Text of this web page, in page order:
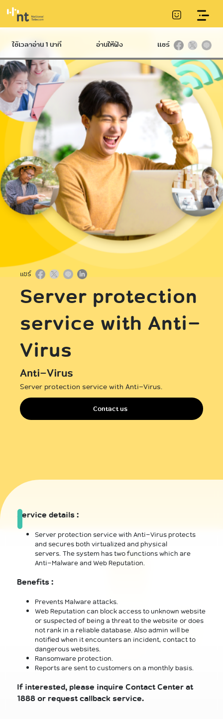
Hard
Infrastructure
Communication
Conduit
Telecommunication
Tower
International
NT IIG
Datacom
International
Service
Submarine
communications
cable
IP VPN
International
Broadband
International
Ethernet
NT Broadband
Internet Gateway
NetPlay
Hi-speed
C internet
แชร์
Server protection
service with Anti-
Virus
Anti-Virus
Server protection service with Anti-Virus.
Contact us
Service details :
Server protection service with Anti-Virus protects
and secures both virtualized and physical
servers. The system has two functions which are
Anti-Malware and Web Reputation.
Benefits :
Prevents Malware attacks.
Web Reputation can block access to unknown website
or suspected of being a threat to the website or does
not rank in a reliable database. Also admin will be
notified when it encounters an incident, contact to
dangerous websites.
Ransomware protection.
Reports are sent to customers on a monthly basis.
If interested, please inquire Contact Center at
1888 or request callback service.
Server protection service with Anti-Virus
ใช้เวลาอ่าน 1 นาที อ่านให้ฟัง แชร์